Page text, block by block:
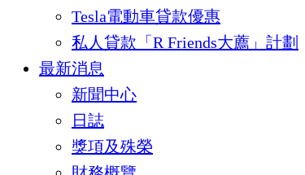
Tesla電動車貸款優惠
私人貸款「R Friends大薦」計劃
最新消息
新聞中心
日誌
獎項及殊榮